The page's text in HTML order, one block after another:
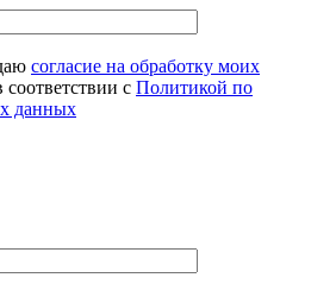
согласие на обработку моих
соответствии с Политикой по
данных